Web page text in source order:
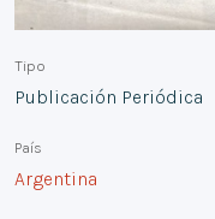
Tipo
Publicación Periódica
País
Argentina